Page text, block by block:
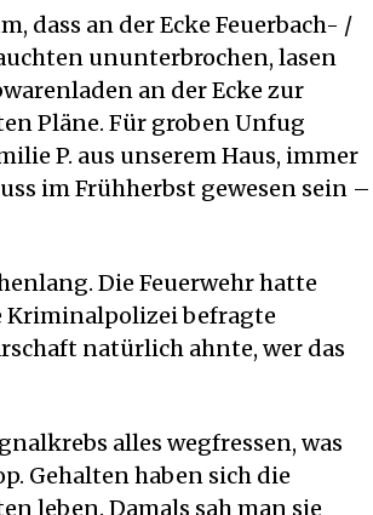
dass an der Ecke Feuerbach- /
ununterbrochen, lasen
an der Ecke zur
Pläne. Für groben Unfug
P. aus unserem Haus, immer
im Frühherbst gewesen sein –
Die Feuerwehr hatte
Kriminalpolizei befragte
natürlich ahnte, wer das
alles wegfressen, was
Gehalten haben sich die
leben. Damals sah man sie